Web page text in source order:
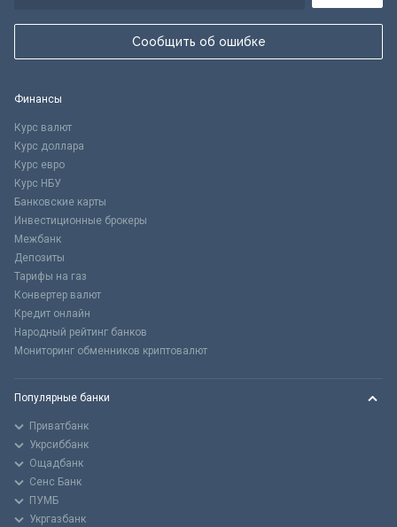
Сообщить об ошибке
Финансы
Курс валют
Курс доллара
Курс евро
Курс НБУ
Банковские карты
Инвестиционные брокеры
Межбанк
Депозиты
Тарифы на газ
Конвертер валют
Кредит онлайн
Народный рейтинг банков
Мониторинг обменников криптовалют
Популярные банки
Приватбанк
Укрсиббанк
Ощадбанк
Сенс Банк
ПУМБ
Укргазбанк